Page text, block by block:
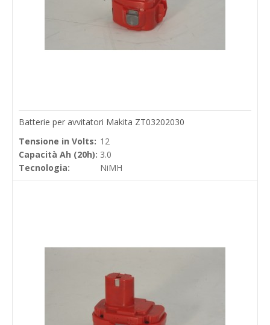
Batterie per avvitatori Makita ZT03202030
Tensione in Volts: 12
Capacità Ah (20h): 3.0
Tecnologia:
NiMH